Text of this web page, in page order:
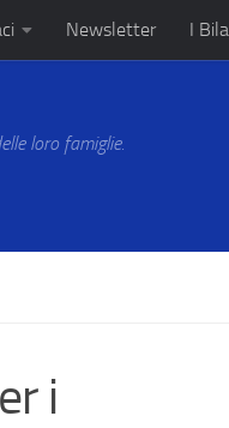
Newsletter I
loro famiglie.
i